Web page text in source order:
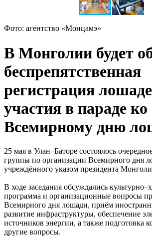
Фото: агентство «Монцамэ»
В Монголии будет
беспрепятственная
регистрация
участия в параде ко
Всемирному дню
25 мая в Улан–Баторе состоялось
группы по организации Всемирного дня
учреждённого указом президента
В ходе заседания обсуждались
программа и организационные вопросы
Всемирного дня лошади, приём
развитие инфраструктуры, обеспечение
источников энергии, а также подготовка
другие вопросы.